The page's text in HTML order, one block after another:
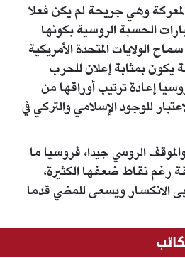
وهي جريحة لم يكن فعلا
الحسبة الروسية بكونها
الولايات المتحدة الأمريكية
يكون بمثابة إعلان للحرب
إعادة ترتيب أوراقها من
للوجود الإسلامي والتركي في
الروسي جيدا، فروسيا ما
رغم نقاط ضعفها الكثيرة،
الانكسار ويسعى للمضي قدما